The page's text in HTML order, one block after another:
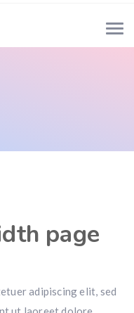
page
adipiscing elit, sed